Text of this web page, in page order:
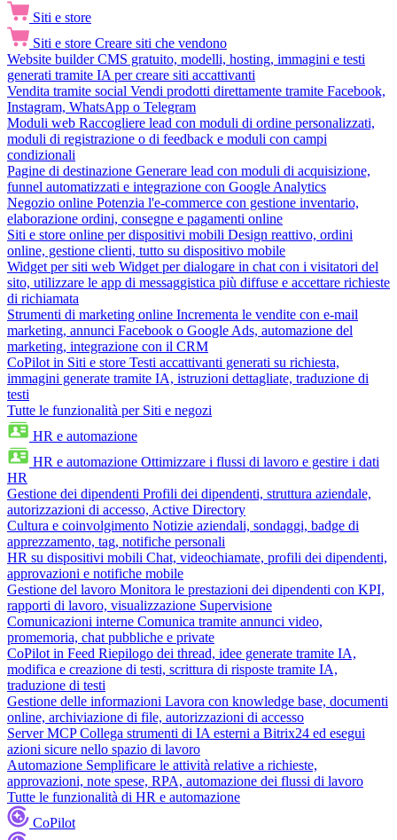
Siti e store
Siti e store Creare siti che vendono
Website builder CMS gratuito, modelli, hosting, immagini e testi
generati tramite IA per creare siti accattivanti
Vendita tramite social Vendi prodotti direttamente tramite Facebook,
Instagram, WhatsApp o Telegram
Moduli web Raccogliere lead con moduli di ordine personalizzati,
moduli di registrazione o di feedback e moduli con campi
condizionali
Pagine di destinazione Generare lead con moduli di acquisizione,
funnel automatizzati e integrazione con Google Analytics
Negozio online Potenzia l'e-commerce con gestione inventario,
elaborazione ordini, consegne e pagamenti online
Siti e store online per dispositivi mobili Design reattivo, ordini
online, gestione clienti, tutto su dispositivo mobile
Widget per siti web Widget per dialogare in chat con i visitatori del
sito, utilizzare le app di messaggistica più diffuse e accettare richieste
di richiamata
Strumenti di marketing online Incrementa le vendite con e-mail
marketing, annunci Facebook o Google Ads, automazione del
marketing, integrazione con il CRM
CoPilot in Siti e store Testi accattivanti generati su richiesta,
immagini generate tramite IA, istruzioni dettagliate, traduzione di
testi
Tutte le funzionalità per Siti e negozi
HR e automazione
HR e automazione Ottimizzare i flussi di lavoro e gestire i dati
HR
Gestione dei dipendenti Profili dei dipendenti, struttura aziendale,
autorizzazioni di accesso, Active Directory
Cultura e coinvolgimento Notizie aziendali, sondaggi, badge di
apprezzamento, tag, notifiche personali
HR su dispositivi mobili Chat, videochiamate, profili dei dipendenti,
approvazioni e notifiche mobile
Gestione del lavoro Monitora le prestazioni dei dipendenti con KPI,
rapporti di lavoro, visualizzazione Supervisione
Comunicazioni interne Comunica tramite annunci video,
promemoria, chat pubbliche e private
CoPilot in Feed Riepilogo dei thread, idee generate tramite IA,
modifica e creazione di testi, scrittura di risposte tramite IA,
traduzione di testi
Gestione delle informazioni Lavora con knowledge base, documenti
online, archiviazione di file, autorizzazioni di accesso
Server MCP Collega strumenti di IA esterni a Bitrix24 ed esegui
azioni sicure nello spazio di lavoro
Automazione Semplificare le attività relative a richieste,
approvazioni, note spese, RPA, automazione dei flussi di lavoro
Tutte le funzionalità di HR e automazione
CoPilot